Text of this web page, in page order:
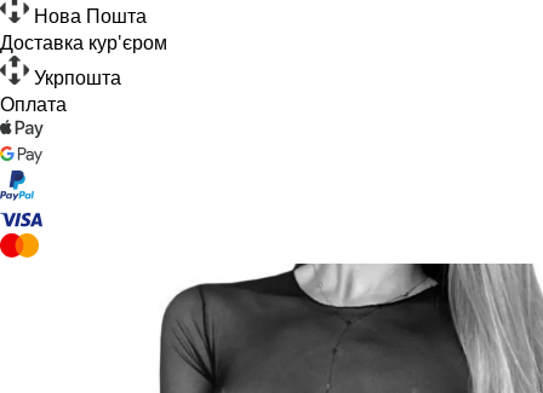
Нова Пошта
Доставка кур'єром
Укрпошта
Оплата